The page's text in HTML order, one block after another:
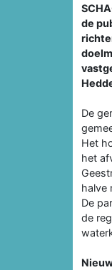
de
De
Het
het
halve
De
de